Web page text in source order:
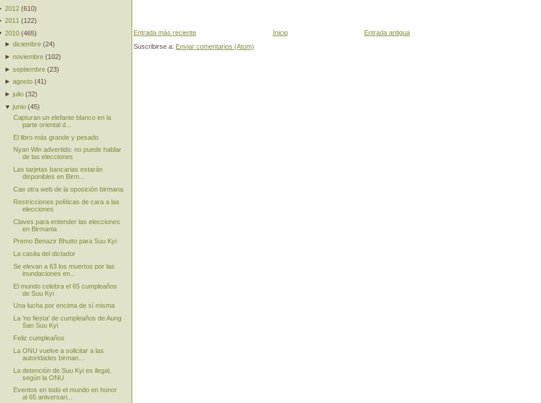
Entrada más reciente Entrada antigua
Inicio
Suscribirse a: Enviar comentarios (Atom)
2012 (610)
2011 (122)
2010 (465)
►diciembre (24)
►noviembre (102)
►septiembre (23)
►agosto (41)
►julio (32)
▼junio (45)
Capturan un elefante blanco en la
parte oriental d...
El libro más grande y pesado
Nyan Win advertido: no puede hablar
de las elecciones
Las tarjetas bancarias estarán
disponibles en Birm...
Cae otra web de la oposición birmana
Restricciones políticas de cara a las
elecciones
Claves para entender las elecciones
en Birmania
Premo Benazir Bhutto para Suu Kyi
La casita del dictador
Se elevan a 63 los muertos por las
inundaciones en...
El mundo celebra el 65 cumpleaños
de Suu Kyi
Una lucha por encima de sí misma
La 'no fiesta' de cumpleaños de Aung
San Suu Kyi
Feliz cumpleaños
La ONU vuelve a solicitar a las
autoridades birman...
La detención de Suu Kyi es ilegal,
según la ONU
Eventos en todo el mundo en honor
al 65 aniversari...